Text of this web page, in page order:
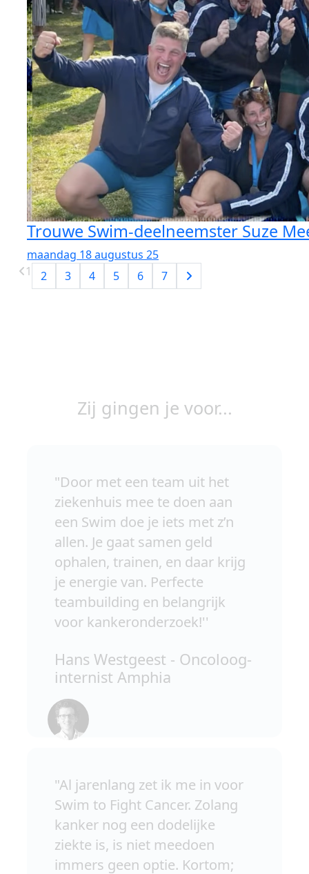
Trouwe Swim-deelneemster Suze
maandag 18 augustus 25
1
2 3 4 5 6 7
Zij gingen je voor...
"Door met een team uit het
ziekenhuis mee te doen aan
een Swim doe je iets met z’n
allen. Je gaat samen geld
ophalen, trainen, en daar krijg
je energie van. Perfecte
teambuilding en belangrijk
voor kankeronderzoek!''
Hans Westgeest - Oncoloog-
internist Amphia
"Al jarenlang zet ik me in voor
Swim to Fight Cancer. Zolang
kanker nog een dodelijke
ziekte is, is niet meedoen
immers geen optie. Kortom;